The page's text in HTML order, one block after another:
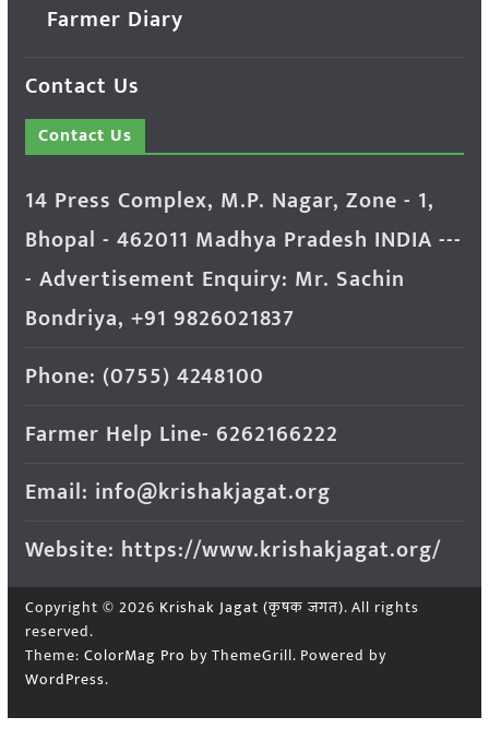
Farmer Diary
Contact Us
Contact Us
14 Press Complex, M.P. Nagar, Zone - 1,
Bhopal - 462011 Madhya Pradesh INDIA ---
- Advertisement Enquiry: Mr. Sachin
Bondriya, +91 9826021837
Phone: (0755) 4248100
Farmer Help Line- 6262166222
Email: info@krishakjagat.org
Website: https://www.krishakjagat.org/
Copyright © 2026 Krishak Jagat (कृषक जगत). All rights
reserved.
Theme: ColorMag Pro by ThemeGrill. Powered by
WordPress.